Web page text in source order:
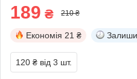
189 ₴ 210 ₴
Економія 21 ₴
120 ₴ від 3 шт.